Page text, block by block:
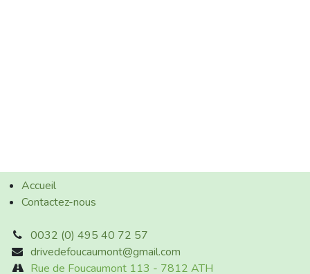
Accueil
Contactez-nous
0032 (0) 495 40 72 57
drivedefoucaumont@gmail.com
Rue de Foucaumont 113 - 7812 ATH